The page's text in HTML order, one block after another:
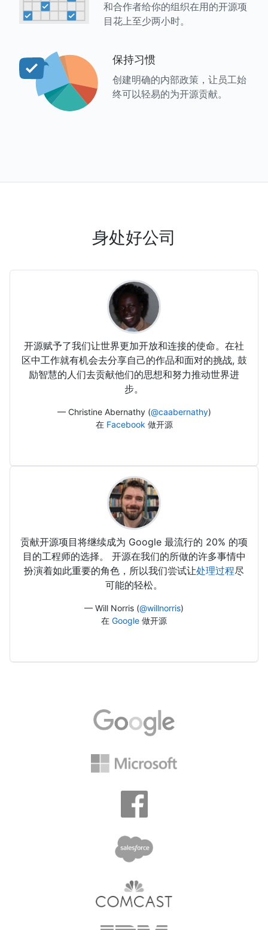
和合作者给你的组织在用的开源项
目花上至少两小时。
保持习惯
创建明确的内部政策，让员工始
终可以轻易的为开源贡献。
身处好公司
开源赋予了我们让世界更加开放和连接的使命。在社
区中工作就有机会去分享自己的作品和面对的挑战, 鼓
励智慧的人们去贡献他们的思想和努力推动世界进
步。
— Christine Abernathy (@caabernathy)
在 Facebook 做开源
贡献开源项目将继续成为 Google 最流行的 20% 的项
目的工程师的选择。 开源在我们的所做的许多事情中
扮演着如此重要的角色，所以我们尝试让处理过程尽
可能的轻松。
— Will Norris (@willnorris)
在 Google 做开源